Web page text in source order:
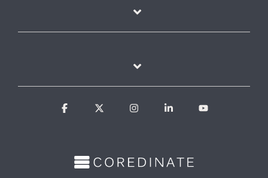
Facebook InstagramLinkedin